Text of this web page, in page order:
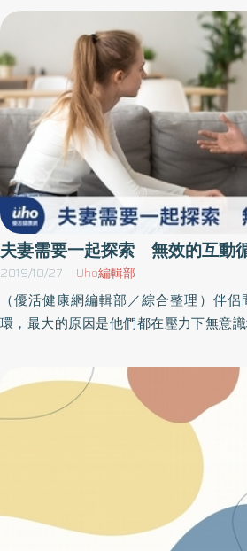
夫妻需要一起探索 無效的互動
2019/10/27 Uho編輯部
（優活健康網編輯部／綜合整理）伴
環，最大的原因是他們都在壓力下無意
對姿態是解決關係難題、阻止關係惡化
與願違，反而演變為關係中更大的困難
他們看到自己的不一致行為如何引發對方
對方不一致的反應引發自己另一個不一
同創造了無效、負向的互動循環。這些
我對的線性思考脈絡，開始拓展更多元
能體驗到他們都參與其中，都需對彼此
責任。循線探索不一致應對的負向循環